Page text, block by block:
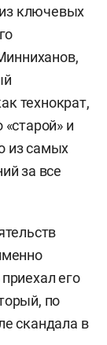
ключевых
технократ,
и
из самых
за все
его
по
скандала в